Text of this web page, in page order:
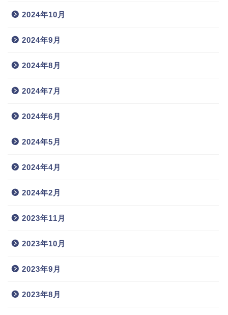
2024年10月
2024年9月
2024年8月
2024年7月
2024年6月
2024年5月
2024年4月
2024年2月
2023年11月
2023年10月
2023年9月
2023年8月